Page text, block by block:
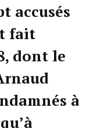
accusés
fait
dont le
à